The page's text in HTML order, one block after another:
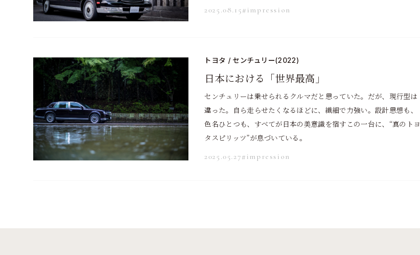
2025.08.15#impression
トヨタ / センチュリー(2022)
日本における「世界最高」
センチュリーは乗せられるクルマだと思っていた。だが、現行型は
違った。自ら走らせたくなるほどに、繊細で力強い。設計思想も、
色名ひとつも、すべてが日本の美意識を宿すこの一台に、“真のトヨ
タスピリッツ”が息づいている。
2025.05.27#impression